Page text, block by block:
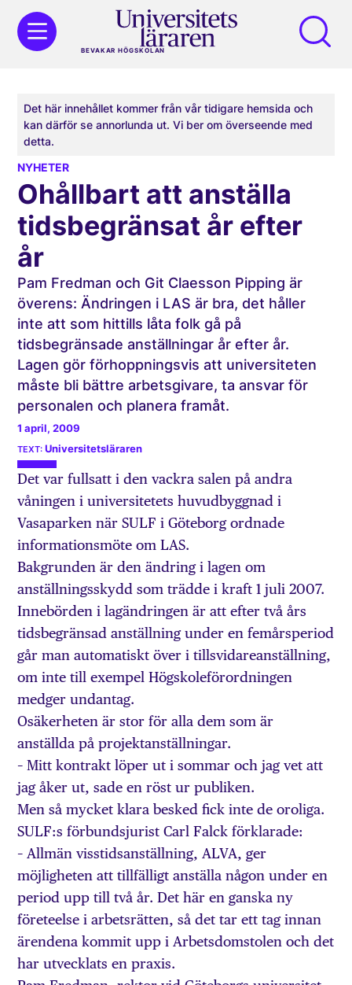
BEVAKAR HÖGSKOLAN
Det här innehållet kommer från vår tidigare hemsida och
kan därför se annorlunda ut. Vi ber om överseende med
detta.
NYHETER
Ohållbart att anställa
tidsbegränsat år efter
år
Pam Fredman och Git Claesson Pipping är
överens: Ändringen i LAS är bra, det håller
inte att som hittills låta folk gå på
tidsbegränsade anställningar år efter år.
Lagen gör förhoppningsvis att universiteten
måste bli bättre arbetsgivare, ta ansvar för
personalen och planera framåt.
1 april, 2009
Universitetsläraren
Det var fullsatt i den vackra salen på andra
våningen i universitetets huvudbyggnad i
Vasaparken när SULF i Göteborg ordnade
informationsmöte om LAS.
Bakgrunden är den ändring i lagen om
anställningsskydd som trädde i kraft 1 juli 2007.
Innebörden i lagändringen är att efter två års
tidsbegränsad anställning under en femårsperiod
går man automatiskt över i tillsvidareanställning,
om inte till exempel Högskoleförordningen
medger undantag.
Osäkerheten är stor för alla dem som är
anställda på projektanställningar.
– Mitt kontrakt löper ut i sommar och jag vet att
jag åker ut, sade en röst ur publiken.
Men så mycket klara besked fick inte de oroliga.
SULF:s förbundsjurist Carl Falck förklarade:
– Allmän visstidsanställning, ALVA, ger
möjligheten att tillfälligt anställa någon under en
period upp till två år. Det här en ganska ny
företeelse i arbetsrätten, så det tar ett tag innan
ärendena kommit upp i Arbetsdomstolen och det
har utvecklats en praxis.